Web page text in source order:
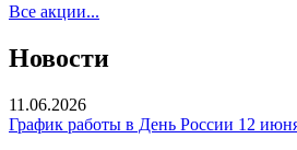
Все акции...
Новости
11.06.2026
График работы в День России 12